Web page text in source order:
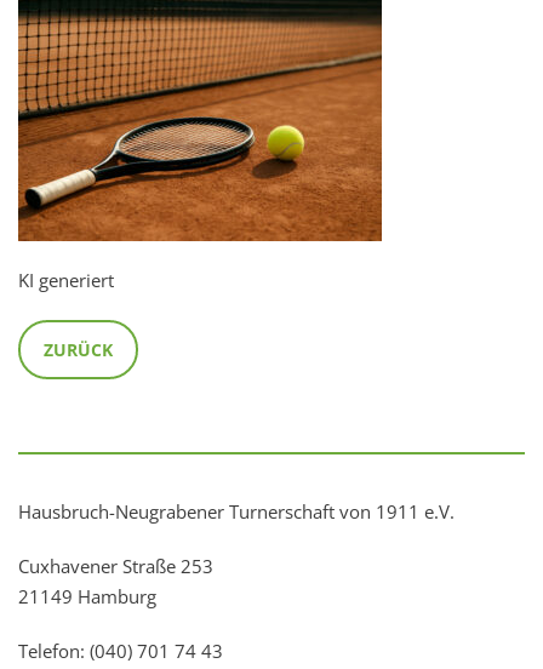
KI generiert
ZURÜCK
Hausbruch-Neugrabener Turnerschaft von 1911 e.V.
Cuxhavener Straße 253
21149 Hamburg
Telefon: (040) 701 74 43